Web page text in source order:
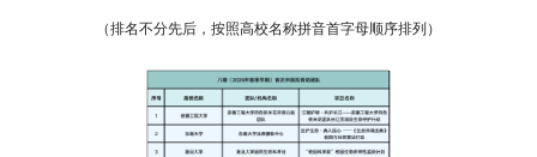
（排名不分先后，按照高校名称拼音首字母顺序排列）